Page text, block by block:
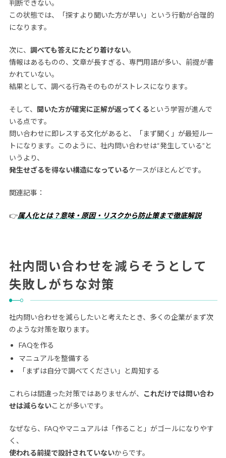
判断できない。
この状態では、「探すより聞いた方が早い」という行動が合理的
になります。
次に、 調べても答えにたどり着けない。
情報はあるものの、文章が長すぎる、専門用語が多い、前提が書
かれていない。
結果として、調べる行為そのものがストレスになります。
そして、 聞いた方が確実に正解が返ってくる という学習が進んで
いる点です。
問い合わせに即レスする文化があると、「まず聞く」が最短ルー
トになります。このように、社内問い合わせは“発生している”と
いうより、
発生せざるを得ない構造になっているケースがほとんどです。
関連記事：
👉属人化とは？意味・原因・リスクから防止策まで徹底解説
社内問い合わせを減らそうとして
失敗しがちな対策
社内問い合わせを減らしたいと考えたとき、多くの企業がまず次
のような対策を取ります。
FAQを作る
マニュアルを整備する
「まずは自分で調べてください」と周知する
これらは間違った対策ではありませんが、
これだけでは問い合わ
せは減らないことが多いです。
なぜなら、FAQやマニュアルは「作ること」がゴールになりやす
く、
使われる前提で設計されていないからです。